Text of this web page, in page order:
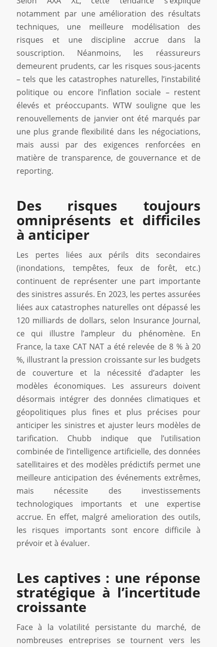
notamment par une amélioration des résultats
techniques, une meilleure modélisation des
risques et une discipline accrue dans la
souscription. Néanmoins, les réassureurs
demeurent prudents, car les risques sous-jacents
– tels que les catastrophes naturelles, l’instabilité
politique ou encore l’inflation sociale – restent
élevés et préoccupants. WTW souligne que les
renouvellements de janvier ont été marqués par
une plus grande flexibilité dans les négociations,
mais aussi par des exigences renforcées en
matière de transparence, de gouvernance et de
reporting.
Des risques toujours
omniprésents et difficiles
à anticiper
Les pertes liées aux périls dits secondaires
(inondations, tempêtes, feux de forêt, etc.)
continuent de représenter une part importante
des sinistres assurés. En 2023, les pertes assurées
liées aux catastrophes naturelles ont dépassé les
120 milliards de dollars, selon Insurance Journal,
ce qui illustre l’ampleur du phénomène. En
France, la taxe CAT NAT a été relevée de 8 % à 20
%, illustrant la pression croissante sur les budgets
de couverture et la nécessité d’adapter les
modèles économiques. Les assureurs doivent
désormais intégrer des données climatiques et
géopolitiques plus fines et plus précises pour
anticiper les sinistres et ajuster leurs modèles de
tarification. Chubb indique que l’utilisation
combinée de l’intelligence artificielle, des données
satellitaires et des modèles prédictifs permet une
meilleure anticipation des événements extrêmes,
mais nécessite des investissements
technologiques importants et une expertise
accrue. En effet, malgré amelioration des outils,
les risques importants sont encore difficile à
prévoir et à évaluer.
Les captives : une réponse
stratégique à l’incertitude
croissante
Face à la volatilité persistante du marché, de
nombreuses entreprises se tournent vers les